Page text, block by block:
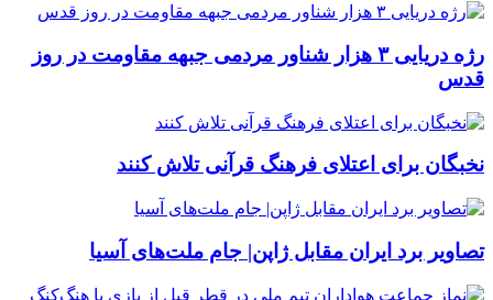
رژه دریایی ۳ هزار شناور مردمی جبهه مقاومت در روز
قدس
نخبگان برای اعتلای فرهنگ قرآنی تلاش کنند
تصاویر برد ایران مقابل ژاپن| جام ملت‌های آسیا